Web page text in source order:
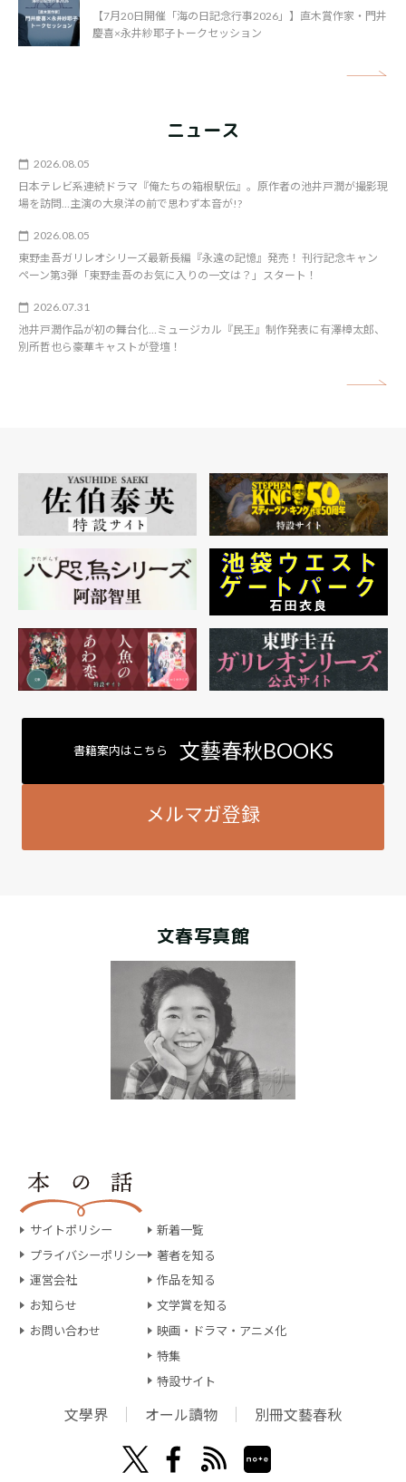
【7月20日開催「海の日記念行事2026」】直木賞作家・門井
慶喜×永井紗耶子トークセッション
ニュース
2026.08.05
日本テレビ系連続ドラマ『俺たちの箱根駅伝』。原作者の池井戸潤が撮影現
場を訪問…主演の大泉洋の前で思わず本音が!?
2026.08.05
東野圭吾ガリレオシリーズ最新長編『永遠の記憶』発売！ 刊行記念キャン
ペーン第3弾「東野圭吾のお気に入りの一文は？」スタート！
2026.07.31
池井戸潤作品が初の舞台化…ミュージカル『民王』制作発表に有澤樟太郎、
別所哲也ら豪華キャストが登壇！
書籍案内はこちら 文藝春秋BOOKS
メルマガ登録
文春写真館
サイトポリシー
プライバシーポリシー
運営会社
お知らせ
お問い合わせ
新着一覧
著者を知る
作品を知る
文学賞を知る
映画・ドラマ・アニメ化
特集
特設サイト
文學界 オール讀物 別冊文藝春秋